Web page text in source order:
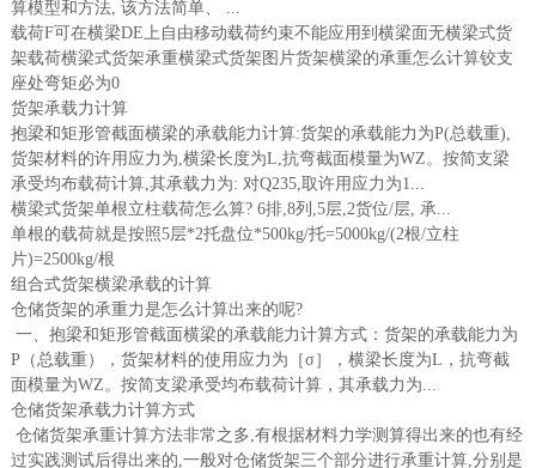
算模型和方法, 该方法简单、 ...
载荷F可在横梁DE上自由移动载荷约束不能应用到横梁面无横梁式货
架载荷横梁式货架承重横梁式货架图片货架横梁的承重怎么计算铰支
座处弯矩必为0
货架承载力计算
抱梁和矩形管截面横梁的承载能力计算:货架的承载能力为P(总载重),
货架材料的许用应力为,横梁长度为L,抗弯截面模量为WZ。按简支梁
承受均布载荷计算,其承载力为: 对Q235,取许用应力为1...
横梁式货架单根立柱载荷怎么算? 6排,8列,5层,2货位/层, 承...
单根的载荷就是按照5层*2托盘位*500kg/托=5000kg/(2根/立柱
片)=2500kg/根
组合式货架横梁承载的计算
仓储货架的承重力是怎么计算出来的呢?
一、抱梁和矩形管截面横梁的承载能力计算方式：货架的承载能力为
P（总载重），货架材料的使用应力为［σ］，横梁长度为L，抗弯截
面模量为WZ。按简支梁承受均布载荷计算，其承载力为...
仓储货架承载力计算方式
仓储货架承重计算方法非常之多,有根据材料力学测算得出来的也有经
过实践测试后得出来的,一般对仓储货架三个部分进行承重计算,分别是